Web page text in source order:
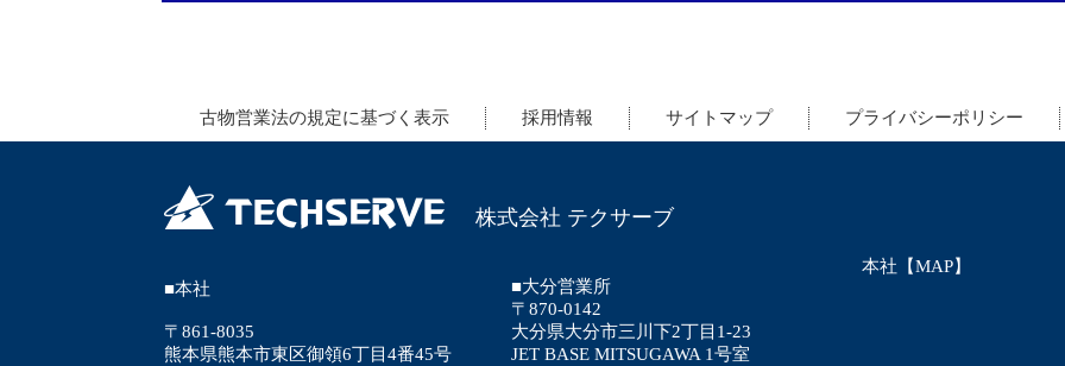
古物営業法の規定に基づく表示 採用情報 サイトマップ プライバシーポリシー
株式会社 テクサーブ
■本社
〒861-8035
熊本県熊本市東区御領6丁目4番45号
■大分営業所
〒870-0142
大分県大分市三川下2丁目1-23
JET BASE MITSUGAWA 1号室
本社【MAP】